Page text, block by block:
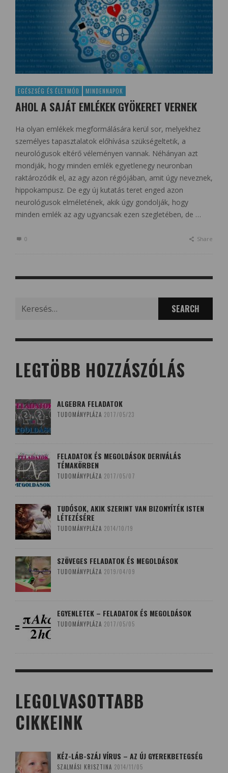
EGÉSZSÉG ÉS ÉLETMÓD MINDENNAPOK
AHOL A SAJÁT EMLÉKEK GYÖKERET VERNEK
Ha olyan emlékek megformálására kerül sor, melyekhez
személyes tapasztalatok előhívása szükségeltetik, a
neurológusok eltérő véleményen vannak. Néhányan azt
mondják, hogy minden emlék egyetlenegy neuronban
raktározódik el, az agy azon régiójában, amit úgy neveznek,
hippokampusz. De egy új kutatás teret enged azon
neurológusok elméletének, akik úgy gondolják, hogy
minden emlék az agy ugyancsak ezen szegletében, de …
0 Share
for:
LEGTÖBB HOZZÁSZÓLÁS
ALGEBRA FELADATOK
TUDOMÁNYPLÁZA 2017/05/23
FELADATOK ÉS MEGOLDÁSOK DERIVÁLÁS
TÉMAKÖRBEN
TUDOMÁNYPLÁZA 2017/05/07
TUDÓSOK, AKIK SZERINT VAN BIZONYÍTÉK ISTEN
LÉTEZÉSÉRE
TUDOMÁNYPLÁZA 2014/10/19
SZÖVEGES FELADATOK ÉS MEGOLDÁSOK
TUDOMÁNYPLÁZA 2019/04/09
EGYENLETEK – FELADATOK ÉS MEGOLDÁSOK
TUDOMÁNYPLÁZA 2017/05/05
LEGOLVASOTTABB
CIKKEINK
KÉZ-LÁB-SZÁJ VÍRUS – AZ ÚJ GYEREKBETEGSÉG
SZALMÁSI KRISZTINA 2014/11/05